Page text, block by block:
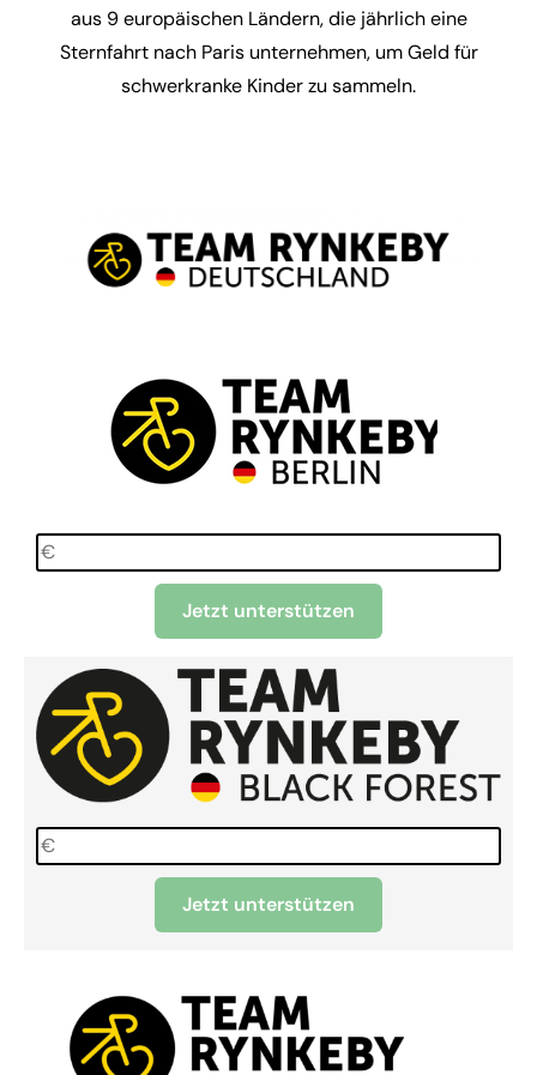
aus 9 europäischen Ländern, die jährlich eine
Sternfahrt nach Paris unternehmen, um Geld für
schwerkranke Kinder zu sammeln.
Jetzt unterstützen
Jetzt unterstützen